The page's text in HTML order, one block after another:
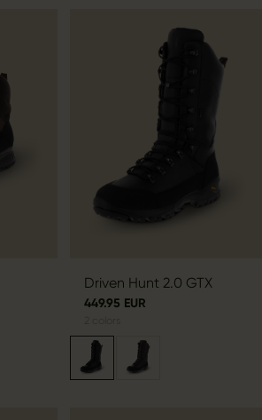
Driven Hunt 2.0 GTX
449.95 EUR